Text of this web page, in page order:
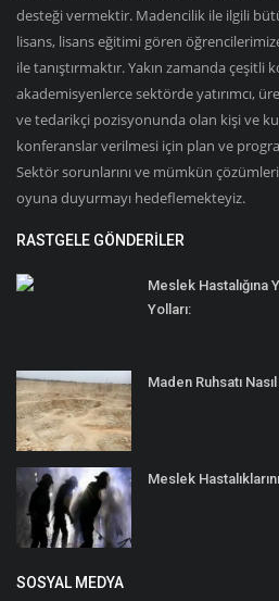
desteği vermektir. Madencilik ile ilgili
lisans, lisans eğitimi gören
ile tanıştırmaktır. Yakın zamanda çeşitli
akademisyenlerce sektörde yatırımcı,
ve tedarikçi pozisyonunda olan kişi ve
konferanslar verilmesi için plan ve
Sektör sorunlarını ve mümkün
oyuna duyurmayı hedeflemekteyiz.
RASTGELE GÖNDERILER
Meslek Hastalığına
Yolları:
Maden Ruhsatı Nasıl
Meslek
SOSYAL MEDYA